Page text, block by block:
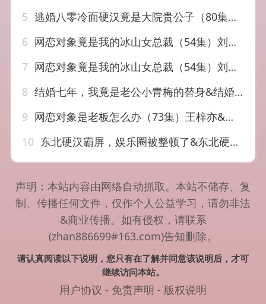
5 逃婚八零冷面硬汉竟是大院贵公子（80集）李卓扬＆徐小舒
6 网恋对象竟是我的冰山女总裁（54集）刘盈 穆青
7 网恋对象竟是我的冰山女总裁（54集）刘盈&穆青
8 结婚七年，我竟是老公小青梅的替身&结婚七年我竟是老公小青梅的替身（48集）周子若&振宇
9 网恋对象是老板怎么办（73集）王梓亦&马倩倩
10 东北硬汉霸屏，娱乐圈被整顿了&东北硬汉霸屏娱乐圈被整顿了（30集）AI短剧
声明：本站内容由网络自动抓取。本站不储存、复
制、传播任何文件，仅作个人公益学习，请勿非法
&商业传播。如有侵权，请联系
(zhan886699#163.com)告知删除。
请认真阅读以下说明，您只有在了解并同意该说明后，才可
继续访问本站。
用户协议 - 免责声明 - 版权说明